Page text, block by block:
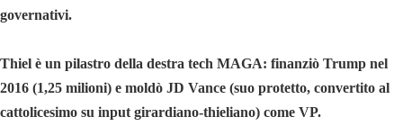
governativi.
Thiel è un pilastro della destra tech MAGA: finanziò Trump nel
2016 (1,25 milioni) e moldò JD Vance (suo protetto, convertito al
cattolicesimo su input girardiano-thieliano) come VP.